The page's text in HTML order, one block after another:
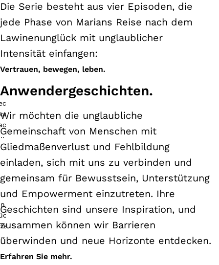
Die Serie besteht aus vier Episoden, die
jede Phase von Marians Reise nach dem
Lawinenunglück mit unglaublicher
Intensität einfangen:
Vertrauen, bewegen, leben.
Anwendergeschichten.
Wir möchten die unglaubliche
Gemeinschaft von Menschen mit
Gliedmaßenverlust und Fehlbildung
einladen, sich mit uns zu verbinden und
gemeinsam für Bewusstsein, Unterstützung
und Empowerment einzutreten. Ihre
Geschichten sind unsere Inspiration, und
zusammen können wir Barrieren
überwinden und neue Horizonte entdecken.
Erfahren Sie mehr.